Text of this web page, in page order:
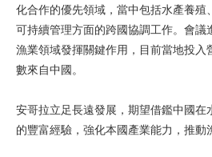
化合作的優先領域，當中包括水產養
可持續管理方面的跨國協調工作。會議
漁業領域發揮關鍵作用，目前當地投
數來自中國。
安哥拉立足長遠發展，期望借鑑中國在
的豐富經驗，強化本國產業能力，推動